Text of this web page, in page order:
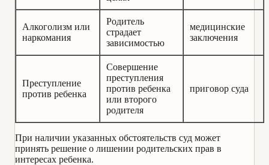
Алкоголизм или
наркомания
Родитель
страдает
зависимостью
медицинские
заключения
Преступление
против ребенка
Совершение
преступления
против ребенка
или второго
родителя
приговор суда
При наличии указанных обстоятельств суд может
принять решение о лишении родительских прав в
интересах ребенка.